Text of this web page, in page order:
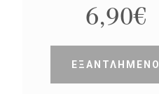
6,90€
ΕΞΑΝΤΛΗΜΕΝΟ